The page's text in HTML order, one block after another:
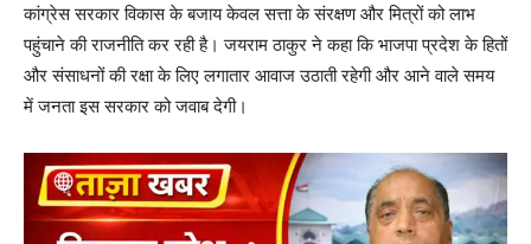
कांग्रेस सरकार विकास के बजाय केवल सत्ता के संरक्षण और मित्रों को लाभ
पहुंचाने की राजनीति कर रही है। जयराम ठाकुर ने कहा कि भाजपा प्रदेश के हितों
और संसाधनों की रक्षा के लिए लगातार आवाज उठाती रहेगी और आने वाले समय
में जनता इस सरकार को जवाब देगी।